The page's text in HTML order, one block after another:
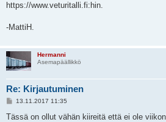
https://www.veturitalli.fi:hin.
-MattiH.
Hermanni
Asemapäällikkö
Re: Kirjautuminen
V
e
13.11.2017 11:35
Tässä on ollut vähän kiireitä että ei ole